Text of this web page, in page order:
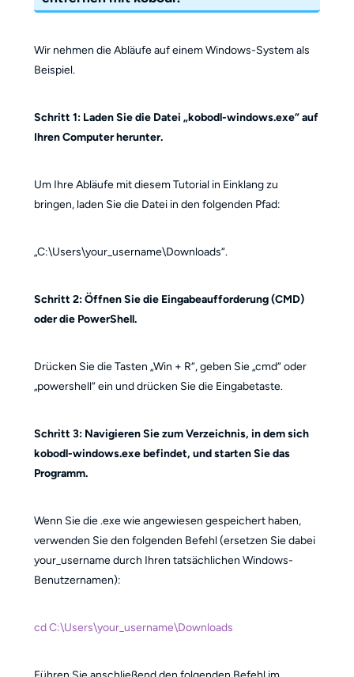
Wir nehmen die Abläufe auf einem Windows-System als
Beispiel.
Schritt 1: Laden Sie die Datei „kobodl-windows.exe” auf
Ihren Computer herunter.
Um Ihre Abläufe mit diesem Tutorial in Einklang zu
bringen, laden Sie die Datei in den folgenden Pfad:
„C:\Users\your_username\Downloads“.
Schritt 2: Öffnen Sie die Eingabeaufforderung (CMD)
oder die PowerShell.
Drücken Sie die Tasten „Win + R“, geben Sie „cmd“ oder
„powershell“ ein und drücken Sie die Eingabetaste.
Schritt 3: Navigieren Sie zum Verzeichnis, in dem sich
kobodl-windows.exe befindet, und starten Sie das
Programm.
Wenn Sie die .exe wie angewiesen gespeichert haben,
verwenden Sie den folgenden Befehl (ersetzen Sie dabei
your_username durch Ihren tatsächlichen Windows-
Benutzernamen):
cd C:\Users\your_username\Downloads